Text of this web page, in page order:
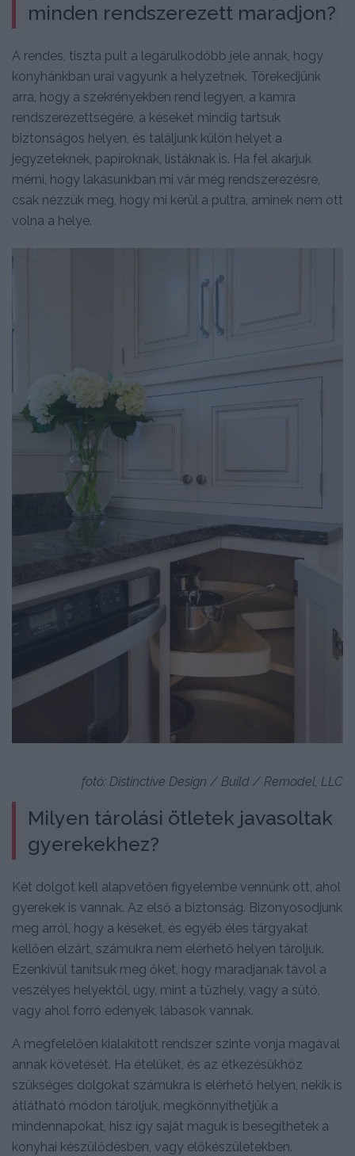
minden rendszerezett maradjon?
A rendes, tiszta pult a legárulkodóbb jele annak, hogy
konyhánkban urai vagyunk a helyzetnek. Törekedjünk
arra, hogy a szekrényekben rend legyen, a kamra
rendszerezettségére, a késeket mindig tartsuk
biztonságos helyen, és találjunk külön helyet a
jegyzeteknek, papíroknak, listáknak is. Ha fel akarjuk
mérni, hogy lakásunkban mi vár még rendszerezésre,
csak nézzük meg, hogy mi kerül a pultra, aminek nem ott
volna a helye.
fotó: Distinctive Design / Build / Remodel, LLC
Milyen tárolási ötletek javasoltak
gyerekekhez?
Két dolgot kell alapvetően figyelembe vennünk ott, ahol
gyerekek is vannak. Az első a biztonság. Bizonyosodjunk
meg arról, hogy a késeket, és egyéb éles tárgyakat
kellően elzárt, számukra nem elérhető helyen tároljuk.
Ezenkívül tanítsuk meg őket, hogy maradjanak távol a
veszélyes helyektől, úgy, mint a tűzhely, vagy a sütő,
vagy ahol forró edények, lábasok vannak.
A megfelelően kialakított rendszer szinte vonja magával
annak követését. Ha ételüket, és az étkezésükhöz
szükséges dolgokat számukra is elérhető helyen, nekik is
átlátható módon tároljuk, megkönnyíthetjük a
mindennapokat, hisz így saját maguk is besegíthetek a
konyhai készülődésben, vagy előkészületekben.